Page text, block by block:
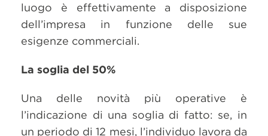
luogo è effettivamente a disposizione
dell’impresa in funzione delle sue
esigenze commerciali.
La soglia del 50%
Una delle novità più operative è
l’indicazione di una soglia di fatto: se, in
un periodo di 12 mesi, l’individuo lavora da